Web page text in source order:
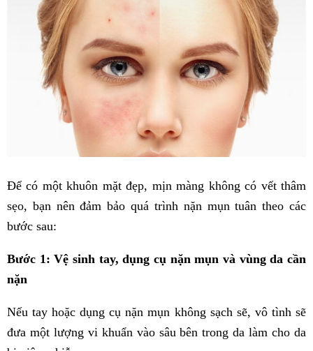
Để có một khuôn mặt đẹp, mịn màng không có vết thâm
sẹo, bạn nên đảm bảo quá trình nặn mụn tuân theo các
bước sau:
Bước 1: Vệ sinh tay, dụng cụ nặn mụn và vùng da cần
nặn
Nếu tay hoặc dụng cụ nặn mụn không sạch sẽ, vô tình sẽ
đưa một lượng vi khuẩn vào sâu bên trong da làm cho da